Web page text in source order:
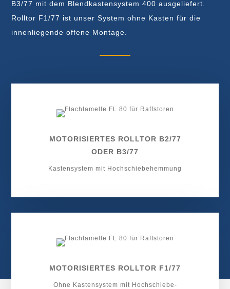
B3/77 mit dem Blend­kasten­system 400 ausgeliefert.
Rolltor F1/77 ist unser System ohne Kasten für die
innenliegende offene Montage.
MOTORISIERTES ROLLTOR B2/77
ODER B3/77
Kastensystem mit Hoch­schiebe­hemmung
MOTORISIERTES ROLLTOR F1/77
Ohne Kasten­system mit Hoch­schiebe­